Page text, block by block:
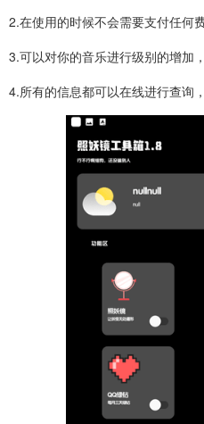
2.在使用的时候不会需要支付任何
3.可以对你的音乐进行级别的增加
4.所有的信息都可以在线进行查询